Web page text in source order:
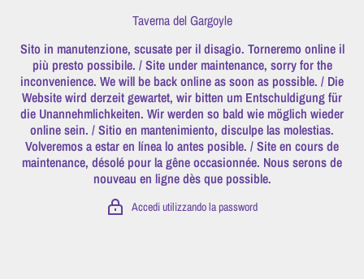
Taverna del Gargoyle
Sito in manutenzione, scusate per il disagio. Torneremo online il
più presto possibile. / Site under maintenance, sorry for the
inconvenience. We will be back online as soon as possible. / Die
Website wird derzeit gewartet, wir bitten um Entschuldigung für
die Unannehmlichkeiten. Wir werden so bald wie möglich wieder
online sein. / Sitio en mantenimiento, disculpe las molestias.
Volveremos a estar en línea lo antes posible. / Site en cours de
maintenance, désolé pour la gêne occasionnée. Nous serons de
nouveau en ligne dès que possible.
Accedi utilizzando la password